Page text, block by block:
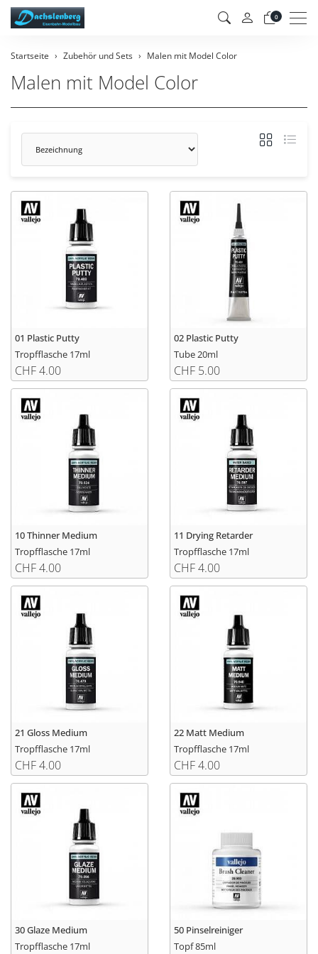
0
Startseite Zubehör und Sets Malen mit Model Color
Malen mit Model Color
Sortierung
01 Plastic Putty
Tropfflasche 17ml
CHF 4.00
02 Plastic Putty
Tube 20ml
CHF 5.00
10 Thinner Medium
Tropfflasche 17ml
CHF 4.00
11 Drying Retarder
Tropfflasche 17ml
CHF 4.00
21 Gloss Medium
Tropfflasche 17ml
CHF 4.00
22 Matt Medium
Tropfflasche 17ml
CHF 4.00
30 Glaze Medium
Tropfflasche 17ml
50 Pinselreiniger
Topf 85ml